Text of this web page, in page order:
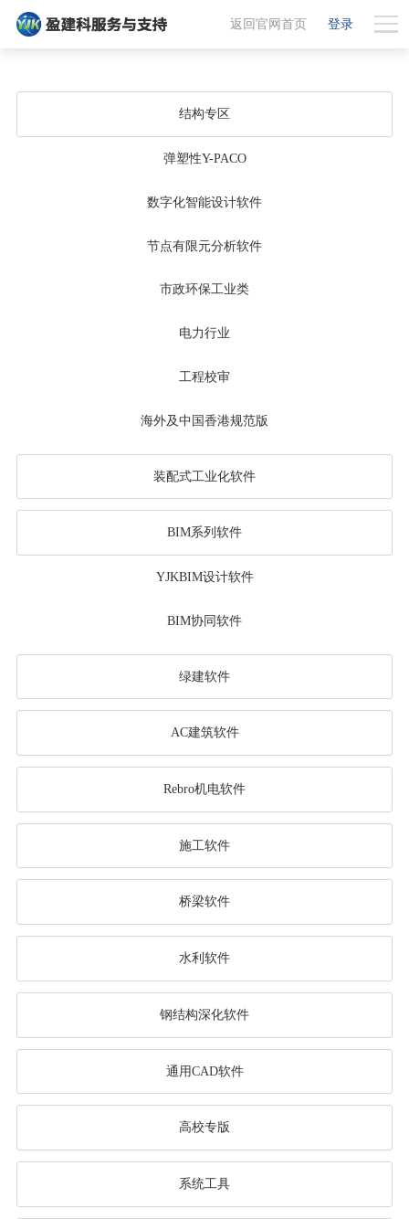
登录
返回官网首页
结构专区
弹塑性Y-PACO
数字化智能设计软件
节点有限元分析软件
市政环保工业类
电力行业
工程校审
海外及中国香港规范版
装配式工业化软件
BIM系列软件
YJKBIM设计软件
BIM协同软件
绿建软件
AC建筑软件
Rebro机电软件
施工软件
桥梁软件
水利软件
钢结构深化软件
通用CAD软件
高校专版
系统工具